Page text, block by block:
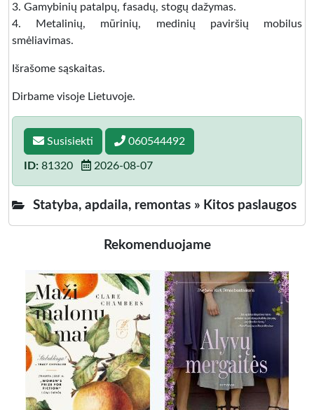
3. Gamybinių patalpų, fasadų, stogų dažymas.
4. Metalinių, mūrinių, medinių paviršių mobilus
smėliavimas.
Išrašome sąskaitas.
Dirbame visoje Lietuvoje.
Susisiekti 060544492
ID: 81320 2026-08-07
Statyba, apdaila, remontas » Kitos paslaugos
Rekomenduojame